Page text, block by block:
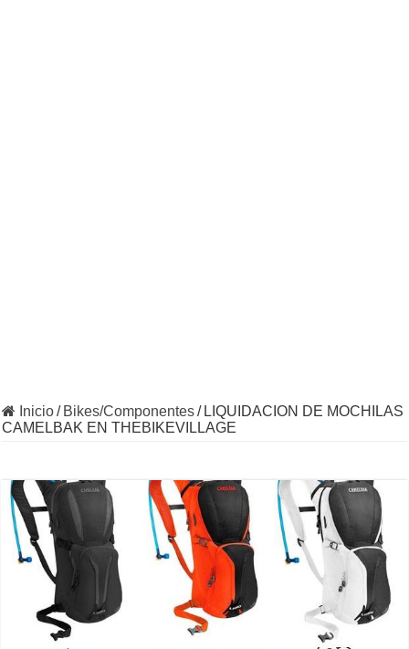
Inicio/ Bikes/Componentes/ LIQUIDACION DE MOCHILAS
CAMELBAK EN THEBIKEVILLAGE